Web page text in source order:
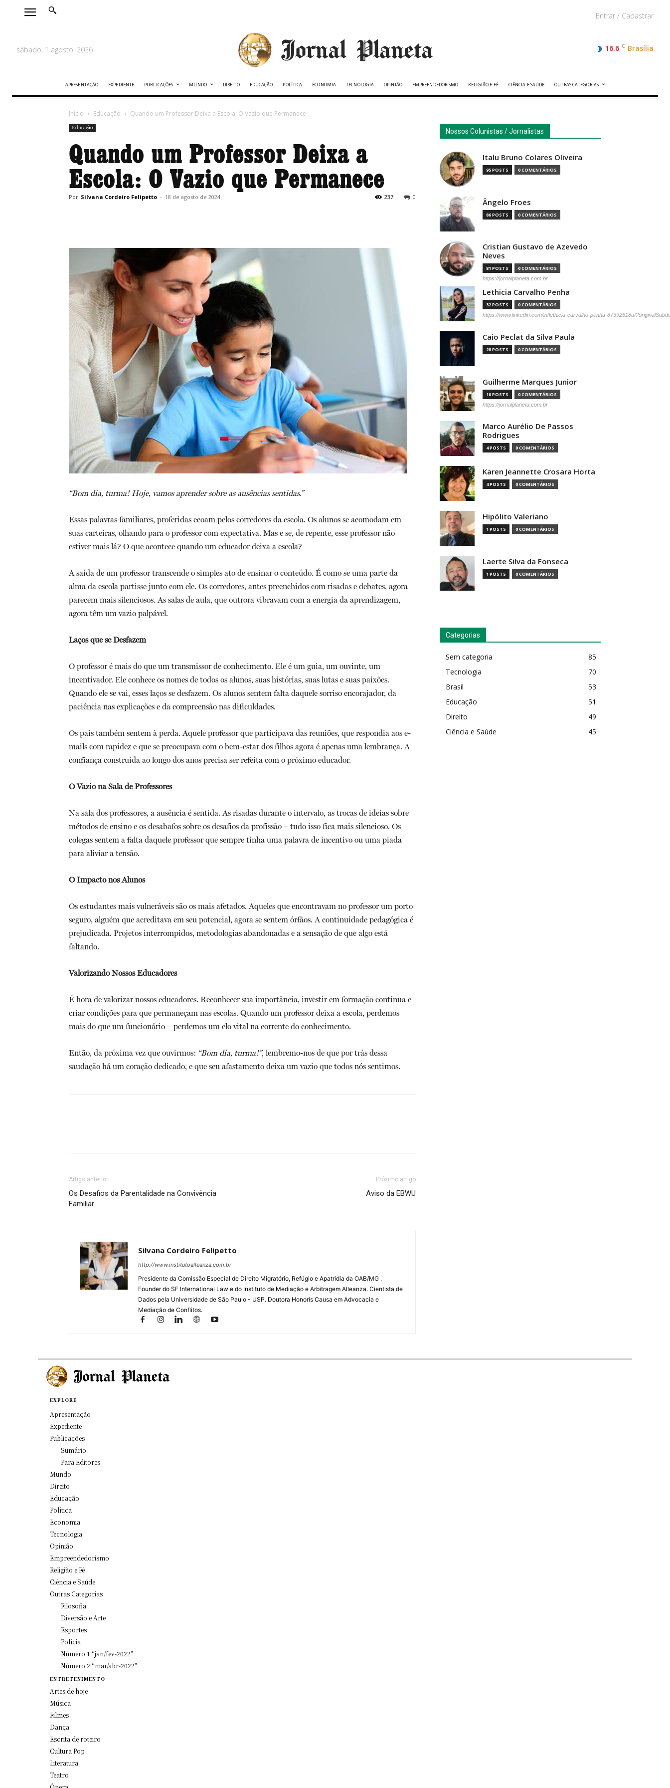
Entrar / Cadastrar
sábado, 1 agosto, 2026 16.6 C Brasília
APRESENTAÇÃO EXPEDIENTE PUBLICAÇÕES MUNDO DIREITO EDUCAÇÃO POLÍTICA ECONOMIA TECNOLOGIA OPINIÃO EMPREENDEDORISMO RELIGIÃO E FÉ CIÊNCIA E SAÚDE OUTRAS CATEGORIAS
Início Educação Quando um Professor Deixa a Escola: O Vazio que Permanece
Educação
Quando um Professor Deixa a
Escola: O Vazio que Permanece
Por Silvana Cordeiro Felipetto - 18 de agosto de 2024 0
237
“Bom dia, turma! Hoje, vamos aprender sobre as ausências sentidas.”
Essas palavras familiares, proferidas ecoam pelos corredores da escola. Os alunos se acomodam em
suas carteiras, olhando para o professor com expectativa. Mas e se, de repente, esse professor não
estiver mais lá? O que acontece quando um educador deixa a escola?
A saída de um professor transcende o simples ato de ensinar o conteúdo. É como se uma parte da
alma da escola partisse junto com ele. Os corredores, antes preenchidos com risadas e debates, agora
parecem mais silenciosos. As salas de aula, que outrora vibravam com a energia da aprendizagem,
agora têm um vazio palpável.
Laços que se Desfazem
O professor é mais do que um transmissor de conhecimento. Ele é um guia, um ouvinte, um
incentivador. Ele conhece os nomes de todos os alunos, suas histórias, suas lutas e suas paixões.
Quando ele se vai, esses laços se desfazem. Os alunos sentem falta daquele sorriso encorajador, da
paciência nas explicações e da compreensão nas dificuldades.
Os pais também sentem à perda. Aquele professor que participava das reuniões, que respondia aos e-
mails com rapidez e que se preocupava com o bem-estar dos filhos agora é apenas uma lembrança. A
confiança construída ao longo dos anos precisa ser refeita com o próximo educador.
O Vazio na Sala de Professores
Na sala dos professores, a ausência é sentida. As risadas durante o intervalo, as trocas de ideias sobre
métodos de ensino e os desabafos sobre os desafios da profissão – tudo isso fica mais silencioso. Os
colegas sentem a falta daquele professor que sempre tinha uma palavra de incentivo ou uma piada
para aliviar a tensão.
O Impacto nos Alunos
Os estudantes mais vulneráveis são os mais afetados. Aqueles que encontravam no professor um porto
seguro, alguém que acreditava em seu potencial, agora se sentem órfãos. A continuidade pedagógica é
prejudicada. Projetos interrompidos, metodologias abandonadas e a sensação de que algo está
faltando.
Valorizando Nossos Educadores
É hora de valorizar nossos educadores. Reconhecer sua importância, investir em formação contínua e
criar condições para que permaneçam nas escolas. Quando um professor deixa a escola, perdemos
mais do que um funcionário – perdemos um elo vital na corrente do conhecimento.
Então, da próxima vez que ouvirmos: “Bom dia, turma!”, lembremo-nos de que por trás dessa
saudação há um coração dedicado, e que seu afastamento deixa um vazio que todos nós sentimos.
Artigo anterior
Os Desafios da Parentalidade na Convivência
Familiar
Próximo artigo
Aviso da EBWU
Silvana Cordeiro Felipetto
http://www.institutoalleanza.com.br
Presidente da Comissão Especial de Direito Migratório, Refúgio e Apatridia da OAB/MG .
Founder do SF International Law e do Instituto de Mediação e Arbitragem Alleanza. Cientista de
Dados pela Universidade de São Paulo - USP. Doutora Honoris Causa em Advocacia e
Mediação de Conflitos.
Nossos Colunistas / Jornalistas
Italu Bruno Colares Oliveira
95 POSTS 0 COMENTÁRIOS
Ângelo Froes
86 POSTS 0 COMENTÁRIOS
Cristian Gustavo de Azevedo
Neves
81 POSTS 0 COMENTÁRIOS
https://jornalplaneta.com.br
Lethicia Carvalho Penha
32 POSTS 0 COMENTÁRIOS
https://www.linkedin.com/in/lethicia-carvalho-penha-87392618a/
Caio Peclat da Silva Paula
28 POSTS 0 COMENTÁRIOS
Guilherme Marques Junior
10 POSTS 0 COMENTÁRIOS
https://jornalplaneta.com.br
Marco Aurélio De Passos
Rodrigues
4 POSTS 0 COMENTÁRIOS
Karen Jeannette Crosara Horta
4 POSTS 0 COMENTÁRIOS
Hipólito Valeriano
1 POSTS 0 COMENTÁRIOS
Laerte Silva da Fonseca
1 POSTS 0 COMENTÁRIOS
Categorias
Sem categoria
85
Tecnologia
70
Brasil
53
Educação
51
Direito
49
Ciência e Saúde
45
EXPLORE
Apresentação
Expediente
Publicações
Sumário
Para Editores
Mundo
Direito
Educação
Política
Economia
Tecnologia
Opinião
Empreendedorismo
Religião e Fé
Ciência e Saúde
Outras Categorias
Filosofia
Diversão e Arte
Esportes
Polícia
Número 1 “jan/fev-2022”
Número 2 “mar/abr-2022”
ENTRETENIMENTO
Artes de hoje
Música
Filmes
Dança
Escrita de roteiro
Cultura Pop
Literatura
Teatro